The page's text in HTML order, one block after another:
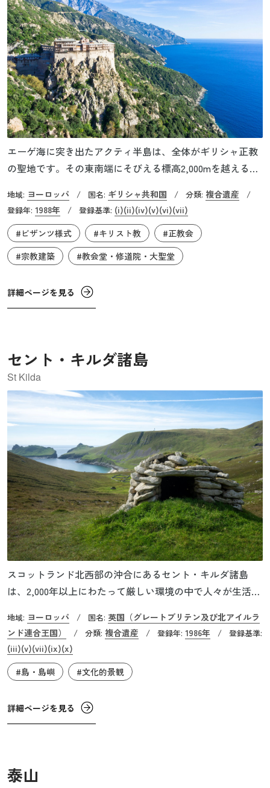
エーゲ海に突き出たアクティ半島は、全体がギリシャ正教
の聖地です。その東南端にそびえる標高2,000mを越える山
の世界遺産は同じくギリシャ正教徒の聖地である『メテオ
ラの修道院群』と同じ1988年に、どちらも複合遺産として
登録されました。このあたりの海岸線は非常に複雑であ
り、その結果、ギリシャでもっとも多くの種類の植物が育
っているのです。なお、陸のルートは封鎖されており、巡
礼者や観光客は船からしか聖山アトスに行けなくなってい
す。現在活動する修道院の数は約20です。
地域: ヨーロッパ / 国名: ギリシャ共和国 / 分類: 複合遺産
/
登録年: 1988年 / 登録基準: (i)(ii)(iv)(v)(vi)(vii)
#ビザンツ様式
#キリスト教
#正教会
#宗教建築
#教会堂・修道院・大聖堂
詳細ページを見る
セント・キルダ諸島
St Kilda
スコットランド北西部の沖合にあるセント・キルダ諸島
は、2,000年以上にわたって厳しい環境の中で人々が生活し
よる土地利用がみられる文化的景観です。また、火山活動
後の風化と氷河による浸食作用によって生まれた険しい断
崖や海食柱といった景観を有しています。海鳥の繁殖地で
もあり、ニシツノメドリやシロカツオドリなど多様な鳥類
唯一の複合遺産でもあります。
地域: ヨーロッパ / 国名: 英国（グレートブリテン及び北アイルラ
ンド連合王国）
/ 分類: 複合遺産 / 登録年: 1986年 / 登録基準:
(iii)(v)(vii)(ix)(x)
#島・島嶼
#文化的景観
詳細ページを見る
泰山